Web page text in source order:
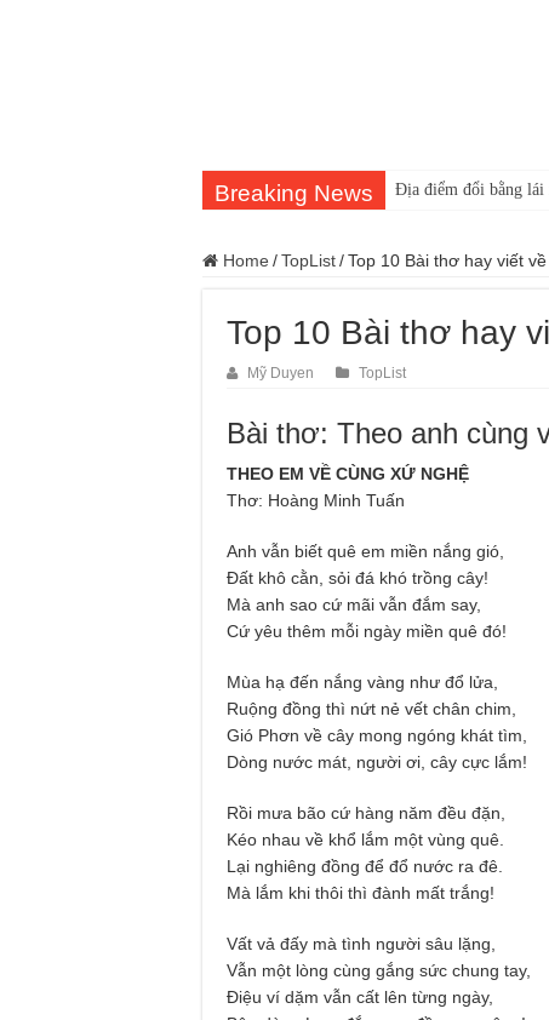
Breaking News Địa điểm đổi bằng lái
Home /TopList/Top 10 Bài thơ hay viết
Top 10 Bài thơ hay
Mỹ Duyen TopList
Bài thơ: Theo anh cùng
THEO EM VỀ CÙNG XỨ NGHỆ
Thơ: Hoàng Minh Tuấn
Anh vẫn biết quê em miền nắng gió,
Đất khô cằn, sỏi đá khó trồng cây!
Mà anh sao cứ mãi vẫn đắm say,
Cứ yêu thêm mỗi ngày miền quê đó!
Mùa hạ đến nắng vàng như đổ lửa,
Ruộng đồng thì nứt nẻ vết chân chim,
Gió Phơn về cây mong ngóng khát tìm,
Dòng nước mát, người ơi, cây cực lắm!
Rồi mưa bão cứ hàng năm đều đặn,
Kéo nhau về khổ lắm một vùng quê.
Lại nghiêng đồng để đổ nước ra đê.
Mà lắm khi thôi thì đành mất trắng!
Vất vả đấy mà tình người sâu lặng,
Vẫn một lòng cùng gắng sức chung tay,
Điệu ví dặm vẫn cất lên từng ngày,